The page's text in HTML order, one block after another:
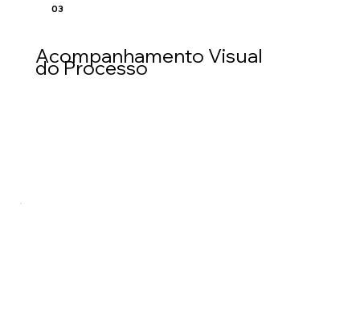
03
Acompanhamento Visual
do Processo